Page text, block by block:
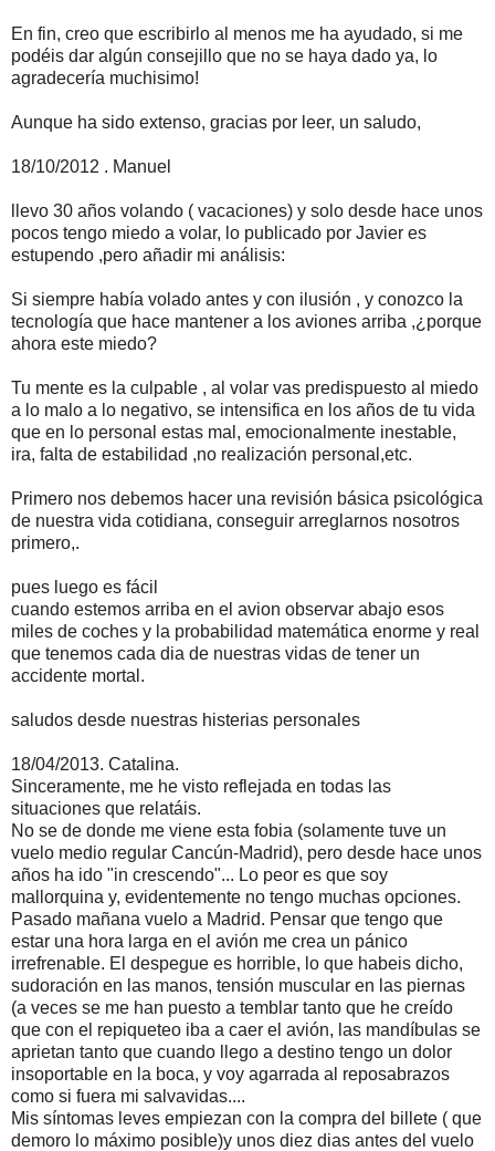
En fin, creo que escribirlo al menos me ha ayudado, si me
podéis dar algún consejillo que no se haya dado ya, lo
agradecería muchisimo!
Aunque ha sido extenso, gracias por leer, un saludo,
18/10/2012 . Manuel
llevo 30 años volando ( vacaciones) y solo desde hace unos
pocos tengo miedo a volar, lo publicado por Javier es
estupendo ,pero añadir mi análisis:
Si siempre había volado antes y con ilusión , y conozco la
tecnología que hace mantener a los aviones arriba ,¿porque
ahora este miedo?
Tu mente es la culpable , al volar vas predispuesto al miedo
a lo malo a lo negativo, se intensifica en los años de tu vida
que en lo personal estas mal, emocionalmente inestable,
ira, falta de estabilidad ,no realización personal,etc.
Primero nos debemos hacer una revisión básica psicológica
de nuestra vida cotidiana, conseguir arreglarnos nosotros
primero,.
pues luego es fácil
cuando estemos arriba en el avion observar abajo esos
miles de coches y la probabilidad matemática enorme y real
que tenemos cada dia de nuestras vidas de tener un
accidente mortal.
saludos desde nuestras histerias personales
18/04/2013. Catalina.
Sinceramente, me he visto reflejada en todas las
situaciones que relatáis.
No se de donde me viene esta fobia (solamente tuve un
vuelo medio regular Cancún-Madrid), pero desde hace unos
años ha ido "in crescendo"... Lo peor es que soy
mallorquina y, evidentemente no tengo muchas opciones.
Pasado mañana vuelo a Madrid. Pensar que tengo que
estar una hora larga en el avión me crea un pánico
irrefrenable. El despegue es horrible, lo que habeis dicho,
sudoración en las manos, tensión muscular en las piernas
(a veces se me han puesto a temblar tanto que he creído
que con el repiqueteo iba a caer el avión, las mandíbulas se
aprietan tanto que cuando llego a destino tengo un dolor
insoportable en la boca, y voy agarrada al reposabrazos
como si fuera mi salvavidas....
Mis síntomas leves empiezan con la compra del billete ( que
demoro lo máximo posible)y unos diez dias antes del vuelo